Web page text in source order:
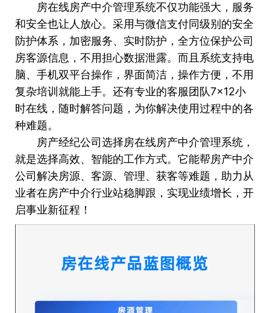
房在线房产中介管理系统不仅功能强大，服务
和安全也让人放心。采用与微信支付同级别的安全
防护体系，加密服务、实时防护，全方位保护公司
房客源信息，不用担心数据泄露。而且系统支持电
脑、手机双平台操作，界面简洁，操作方便，不用
复杂培训就能上手。还有专业的客服团队7×12小
时在线，随时解答问题，为你解决使用过程中的各
种难题。
房产经纪公司选择房在线房产中介管理系统，
就是选择高效、智能的工作方式。它能帮房产中介
公司解决房源、客源、管理、获客等难题，助力从
业者在房产中介行业站稳脚跟，实现业绩增长，开
启事业新征程！